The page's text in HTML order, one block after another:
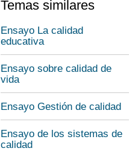
Temas similares
Ensayo La calidad
educativa
Ensayo sobre calidad de
vida
Ensayo Gestión de calidad
Ensayo de los sistemas de
calidad